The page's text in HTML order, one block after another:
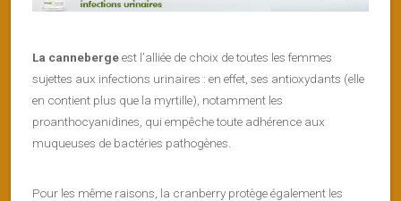
La cannebergeest l’alliée de choix de toutes les femmes
sujettes aux infections urinaires : en effet, ses antioxydants (elle
en contient plus que la myrtille), notamment les
proanthocyanidines, qui empêche toute adhérence aux
muqueuses de bactéries pathogènes.
Pour les même raisons, la cranberry protège également les